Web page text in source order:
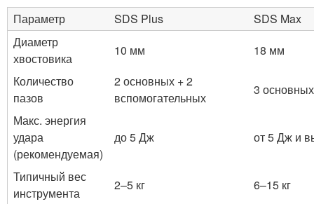
Параметр
SDS Plus
SDS Max
Диаметр
хвостовика
10 мм
18 мм
Количество
пазов
2 основных + 2
вспомогательных
3 основных
Макс. энергия
удара
(рекомендуемая)
до 5 Дж от 5 Дж и
Типичный вес
инструмента
2–5 кг 6–15 кг